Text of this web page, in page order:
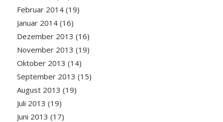
Februar 2014(19)
Januar 2014(16)
Dezember 2013 (16)
November 2013 (19)
Oktober 2013 (14)
September 2013 (15)
August 2013 (19)
Juli 2013 (19)
Juni 2013 (17)